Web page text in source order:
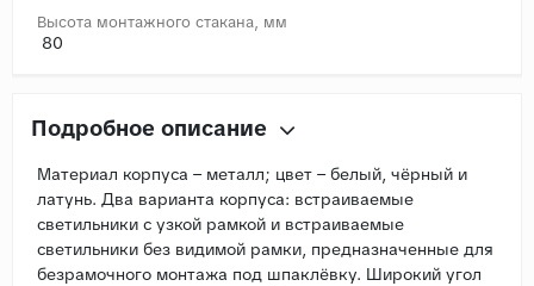
Высота монтажного стакана, мм
80
Подробное описание
Материал корпуса – металл; цвет – белый, чёрный и
латунь. Два варианта корпуса: встраиваемые
светильники с узкой рамкой и встраиваемые
светильники без видимой рамки, предназначенные для
безрамочного монтажа под шпаклёвку. Широкий угол